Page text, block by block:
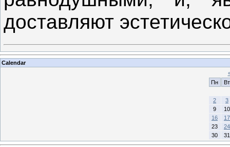
доставляют
Calendar
Пн
Вт
2
3
9
10
16
17
23
24
30
31